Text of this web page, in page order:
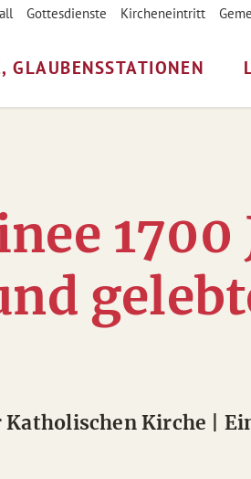
Gottesdienste Kircheneintritt
GLAUBENSSTATIONEN
1700
Katholischen Kirche |